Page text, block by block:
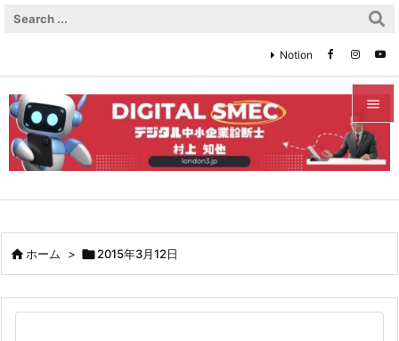


メニュ


次へ
Notion
ホーム > 2015年3月12日